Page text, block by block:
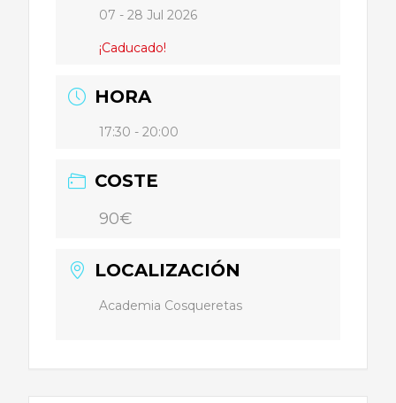
07 - 28 Jul 2026
¡Caducado!
HORA
17:30 - 20:00
COSTE
90€
LOCALIZACIÓN
Academia Cosqueretas